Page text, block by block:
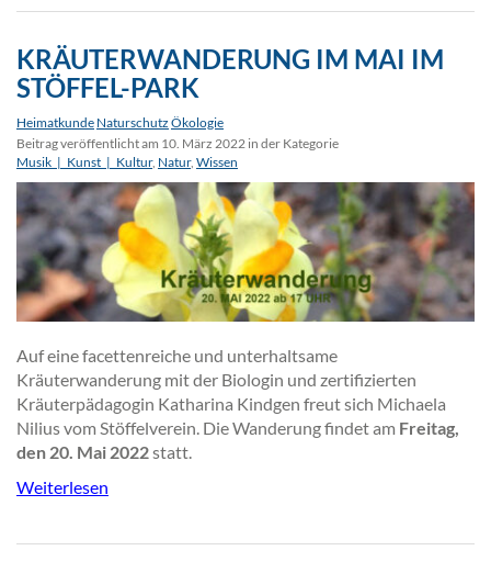
KRÄUTERWANDERUNG IM MAI IM
STÖFFEL-PARK
Heimatkunde Naturschutz Ökologie
Beitrag veröffentlicht am 10. März 2022 in der Kategorie
Musik_|_Kunst_|_Kultur, Natur, Wissen
Auf eine facettenreiche und unterhaltsame
Kräuterwanderung mit der Biologin und zertifizierten
Kräuterpädagogin Katharina Kindgen freut sich Michaela
Nilius vom Stöffelverein. Die Wanderung findet am Freitag,
den 20. Mai 2022statt.
Weiterlesen